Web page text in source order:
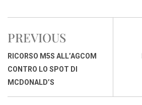
c
b
o
o
k
a
s
A
p
n
d
I
r
d
a
p
PREVIOUS
RICORSO M5S ALL’AGCOM
CONTRO LO SPOT DI
MCDONALD’S